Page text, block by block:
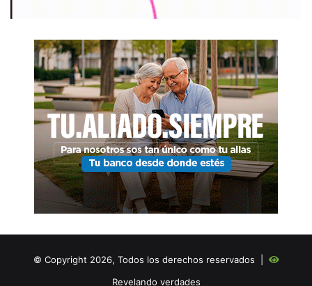
© Copyright 2026, Todos los derechos reservados |
Revelando verdades